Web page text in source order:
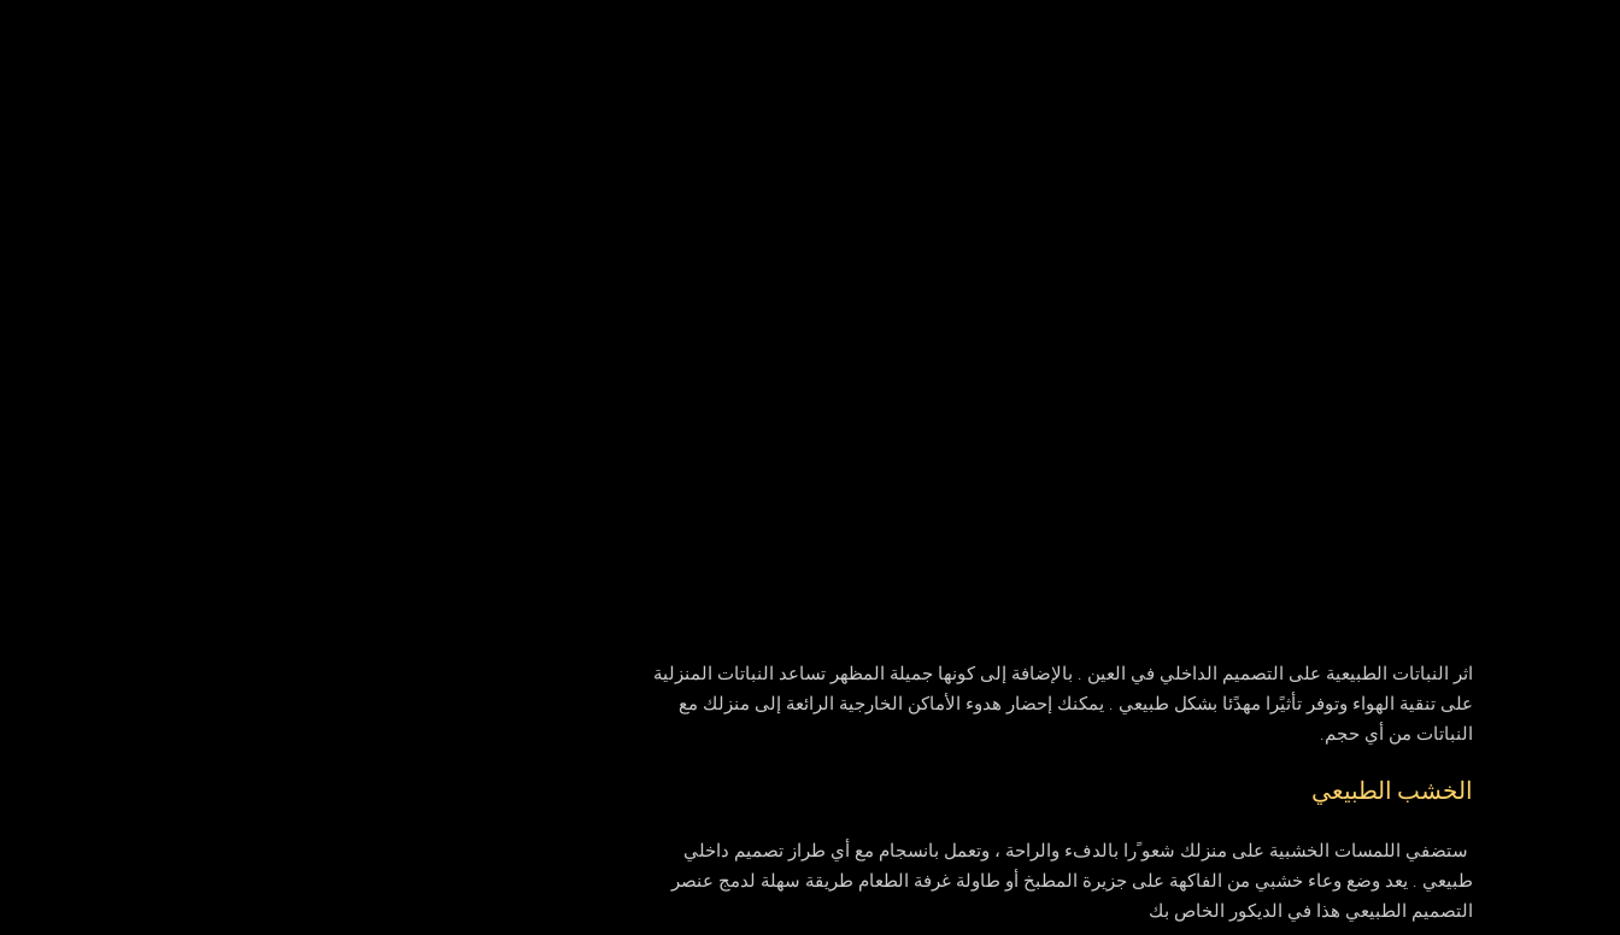
اثر النباتات الطبيعية على التصميم الداخلي في العين . بالإضافة إلى كونها جميلة المظهر تساعد النباتات المنزلية
على تنقية الهواء وتوفر تأثيًرا مهدًئا بشكل طبيعي . يمكنك إحضار هدوء الأماكن الخارجية الرائعة إلى منزلك مع
النباتات من أي حجم.
الخشب الطبيعي
ستضفي اللمسات الخشبية على منزلك شعو ًرا بالدفء والراحة ، وتعمل بانسجام مع أي طراز تصميم داخلي
طبيعي . يعد وضع وعاء خشبي من الفاكهة على جزيرة المطبخ أو طاولة غرفة الطعام طريقة سهلة لدمج عنصر
التصميم الطبيعي هذا في الديكور الخاص بك